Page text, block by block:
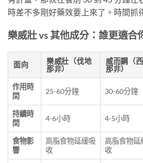
時差不多剛好藥效要上來了。時間抓
樂威壯 vs 其他成分：誰更適合
面向
樂威壯（伐地
那非）
威而鋼（
那非）
作用時
間
25-60分鐘 30-60分鐘
持續時
間
4-6小時 4-5小時
食物影
響
高脂食物延緩吸
收
高脂食物延
收